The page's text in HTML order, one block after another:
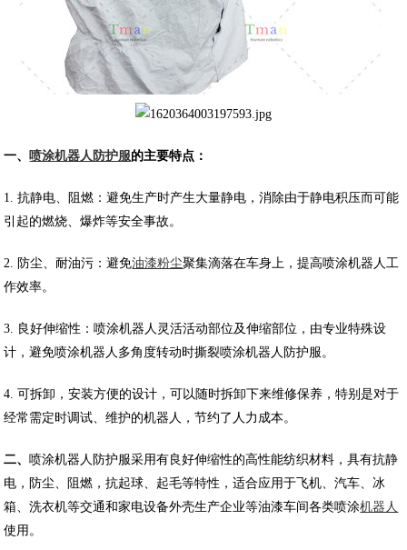
一、喷涂机器人防护服的主要特点：
1. 抗静电、阻燃：避免生产时产生大量静电，消除由于静电积压而可能
引起的燃烧、爆炸等安全事故。
2. 防尘、耐油污：避免油漆粉尘聚集滴落在车身上，提高喷涂机器人工
作效率。
3. 良好伸缩性：喷涂机器人灵活活动部位及伸缩部位，由专业特殊设
计，避免喷涂机器人多角度转动时撕裂喷涂机器人防护服。
4. 可拆卸，安装方便的设计，可以随时拆卸下来维修保养，特别是对于
经常需定时调试、维护的机器人，节约了人力成本。
二、喷涂机器人防护服采用有良好伸缩性的高性能纺织材料，具有抗静
电，防尘、阻燃，抗起球、起毛等特性，适合应用于飞机、汽车、冰
箱、洗衣机等交通和家电设备外壳生产企业等油漆车间各类喷涂机器人
使用。